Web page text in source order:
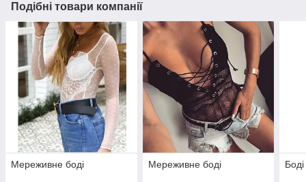
Подібні товари компанії
Мереживне боді Мереживне боді